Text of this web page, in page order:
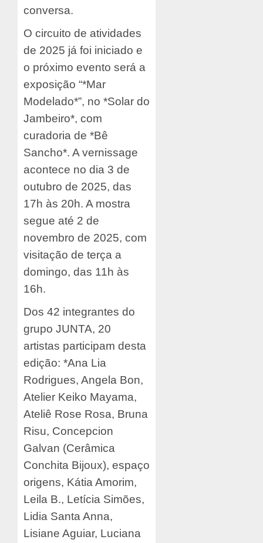
conversa.
O circuito de atividades
de 2025 já foi iniciado e
o próximo evento será a
exposição “*Mar
Modelado*”, no *Solar do
Jambeiro*, com
curadoria de *Bê
Sancho*. A vernissage
acontece no dia 3 de
outubro de 2025, das
17h às 20h. A mostra
segue até 2 de
novembro de 2025, com
visitação de terça a
domingo, das 11h às
16h.
Dos 42 integrantes do
grupo JUNTA, 20
artistas participam desta
edição: *Ana Lia
Rodrigues, Angela Bon,
Atelier Keiko Mayama,
Ateliê Rose Rosa, Bruna
Risu, Concepcion
Galvan (Cerâmica
Conchita Bijoux), espaço
origens, Kátia Amorim,
Leila B., Letícia Simões,
Lidia Santa Anna,
Lisiane Aguiar, Luciana